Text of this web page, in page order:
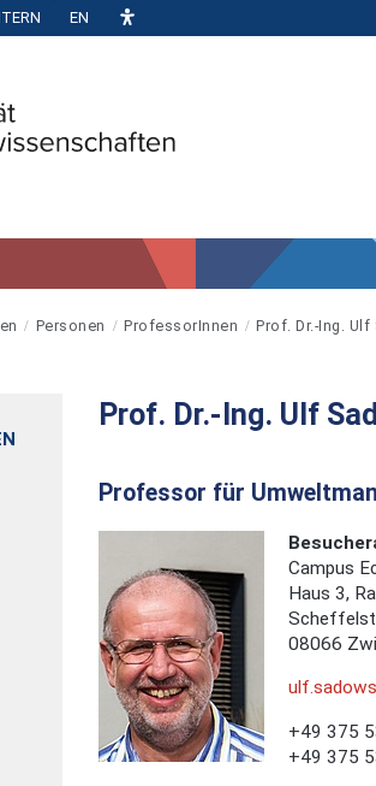
EN
Personen ProfessorInnen Prof. Dr.-Ing. Ulf
Prof. Dr.-Ing. Ulf
Professor für
Campus
Haus 3,
08066
+49 375
+49 375